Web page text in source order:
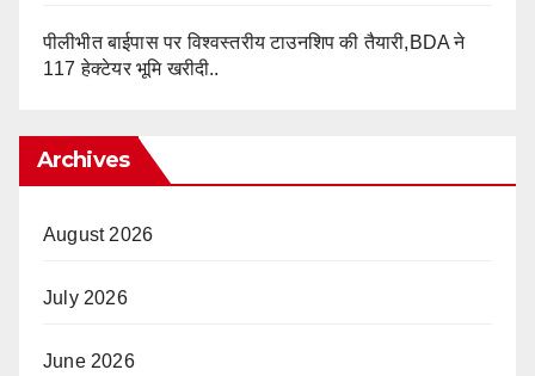
पीलीभीत बाईपास पर विश्वस्तरीय टाउनशिप की तैयारी,BDA ने
117 हेक्टेयर भूमि खरीदी..
Archives
August 2026
July 2026
June 2026